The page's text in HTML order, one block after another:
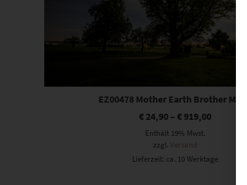
EZ00478 Mother Earth Brother Moon
€ 24,90 –€ 919,00
Enthält 19% Mwst.
zzgl.Versand
Lieferzeit: ca. 10 Werktage